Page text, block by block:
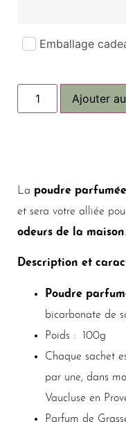
Emballage
Ajouter
La poudre
et sera votre alliée
odeurs de la maison.
Description et
Poudre
bicarbonate de
Poids : 100g
Chaque sachet
par une, dans
Vaucluse en
Parfum de